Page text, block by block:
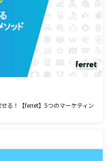
る！【ferret】5つのマーケティン